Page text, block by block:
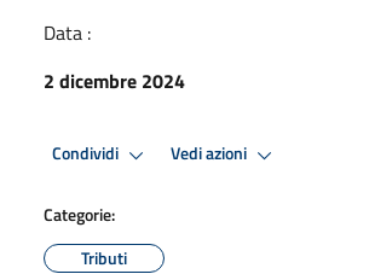
Data :
2 dicembre 2024
Condividi Vedi azioni
Categorie:
Tributi